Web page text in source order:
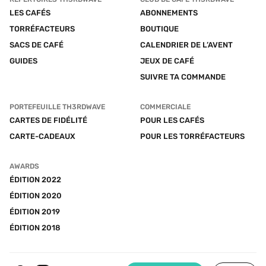
LES CAFÉS
TORRÉFACTEURS
SACS DE CAFÉ
GUIDES
ABONNEMENTS
BOUTIQUE
CALENDRIER DE L’AVENT
JEUX DE CAFÉ
SUIVRE TA COMMANDE
PORTEFEUILLE TH3RDWAVE
CARTES DE FIDÉLITÉ
CARTE-CADEAUX
COMMERCIALE
POUR LES CAFÉS
POUR LES TORRÉFACTEURS
AWARDS
ÉDITION 2022
ÉDITION 2020
ÉDITION 2019
ÉDITION 2018